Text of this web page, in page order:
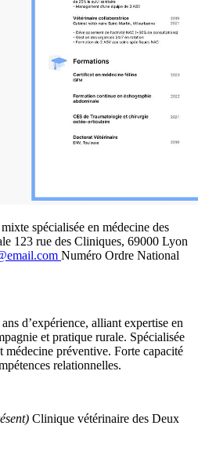
spécialisée en médecine des
123 rue des Cliniques, 69000 Lyon
Numéro Ordre National
d’expérience, alliant expertise en
et pratique rurale. Spécialisée
médecine préventive. Forte capacité
relationnelles.
Clinique vétérinaire des Deux